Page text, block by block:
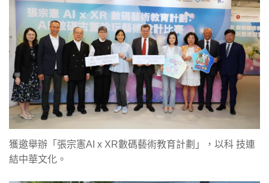
獲邀舉辦「張宗憲AI x XR數碼藝術教育計劃」，以科 技連
結中華文化。